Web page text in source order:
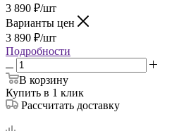
3 890 ₽/шт
Варианты цен
3 890 ₽/шт
Подробности
В корзину
Купить в 1 клик
Рассчитать доставку